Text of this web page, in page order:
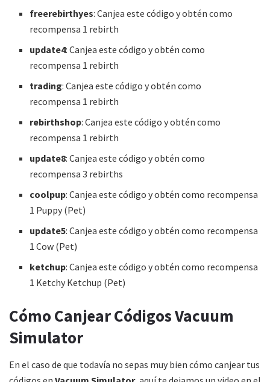
freerebirthyes: Canjea este código y obtén como
recompensa 1 rebirth
update4: Canjea este código y obtén como
recompensa 1 rebirth
trading: Canjea este código y obtén como
recompensa 1 rebirth
rebirthshop: Canjea este código y obtén como
recompensa 1 rebirth
update8: Canjea este código y obtén como
recompensa 3 rebirths
coolpup: Canjea este código y obtén como recompensa
1 Puppy (Pet)
update5: Canjea este código y obtén como recompensa
1 Cow (Pet)
ketchup: Canjea este código y obtén como recompensa
1 Ketchy Ketchup (Pet)
Cómo Canjear Códigos Vacuum
Simulator
En el caso de que todavía no sepas muy bien cómo canjear tus